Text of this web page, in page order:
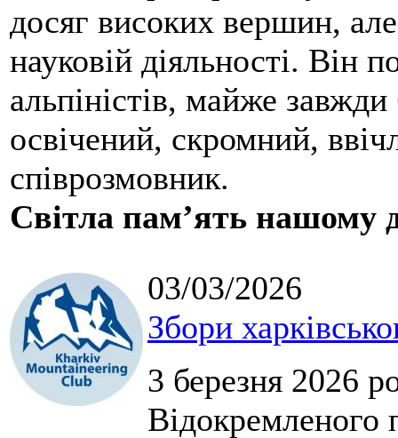
досяг високих вершин,
науковій діяльності. Він
альпіністів, майже
освічений, скромний,
співрозмовник.
Світла пам’ять нашому
03/03/2026
Збори
3 березня 2026
Відокремленого